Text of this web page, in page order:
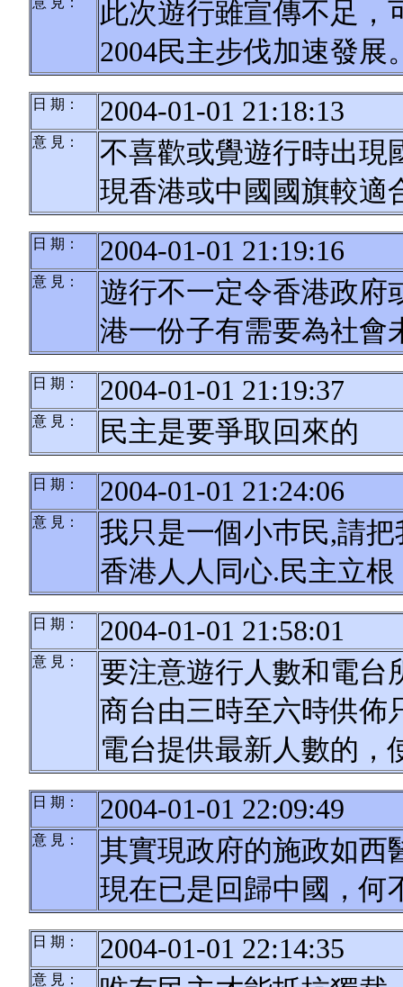
此次遊行雖宣傳不足，
2004民主步伐加速發展
日 期： 2004-01-01 21:18:13
意 見：
不喜歡或覺遊行時出現
現香港或中國國旗較適
日 期： 2004-01-01 21:19:16
意 見：
遊行不一定令香港政府
港一份子有需要為社會
日 期： 2004-01-01 21:19:37
意 見： 民主是要爭取回來的
日 期： 2004-01-01 21:24:06
意 見：
我只是一個小巿民,請
香港人人同心.民主立根
日 期： 2004-01-01 21:58:01
意 見：
要注意遊行人數和電台
商台由三時至六時供佈
電台提供最新人數的，
日 期： 2004-01-01 22:09:49
意 見：
其實現政府的施政如西
現在已是回歸中國，何
日 期： 2004-01-01 22:14:35
意 見：